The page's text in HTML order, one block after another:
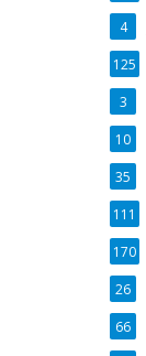
4
125
3
10
35
111
170
26
66